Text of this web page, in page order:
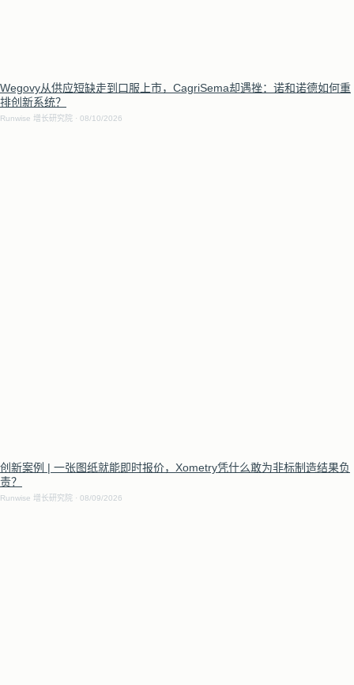
Wegovy从供应短缺走到口服上市，CagriSema却遇挫：诺和诺德如何重
排创新系统？
Runwise 增长研究院 08/10/2026
创新案例 | 一张图纸就能即时报价，Xometry凭什么敢为非标制造结果负
责？
Runwise 增长研究院 08/09/2026